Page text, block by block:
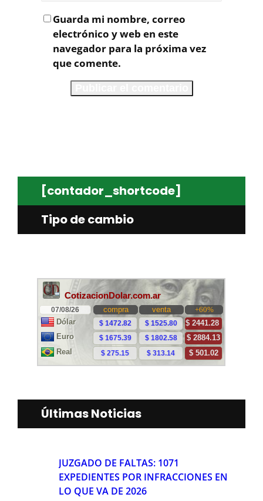
Guarda mi nombre, correo
electrónico y web en este
navegador para la próxima vez
que comente.
[contador_shortcode]
Tipo de cambio
Últimas Noticias
JUZGADO DE FALTAS: 1071
EXPEDIENTES POR INFRACCIONES EN
LO QUE VA DE 2026